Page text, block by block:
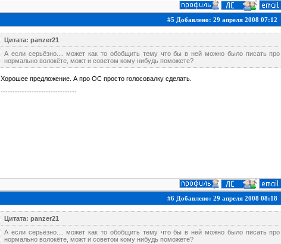
#5 Добавлено: 29 апреля 2008 07:12
Цитата: panzer21
А если серьёзно.... может как то обобщить тему что бы в ней можно было писать
нормально волокёте, можт и советом кому нибудь поможете?
Хорошее предложение. А про ОС просто голосовалку сделать.
--------------------------------
#6 Добавлено: 29 апреля 2008 08:18
Цитата: panzer21
А если серьёзно.... может как то обобщить тему что бы в ней можно было писать
нормально волокёте, можт и советом кому нибудь поможете?